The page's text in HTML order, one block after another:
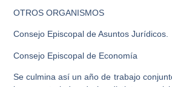
OTROS ORGANISMOS
Consejo Episcopal de Asuntos Jurídicos.
Consejo Episcopal de Economía
Se culmina así un año de trabajo